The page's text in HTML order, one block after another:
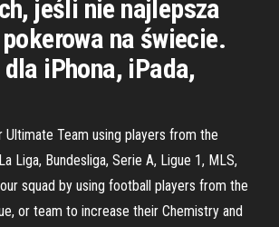
jeśli nie najlepsza
na świecie.
iPhona, iPada,
Ultimate Team using players from the
Liga, Bundesliga, Serie A, Ligue 1, MLS,
squad by using football players from the
or team to increase their Chemistry and